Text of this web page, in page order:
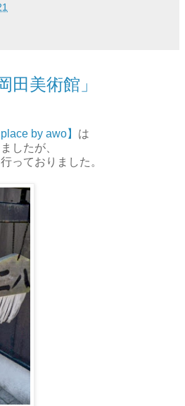
田美術館」
place by awo】 は
したが、
っておりました。